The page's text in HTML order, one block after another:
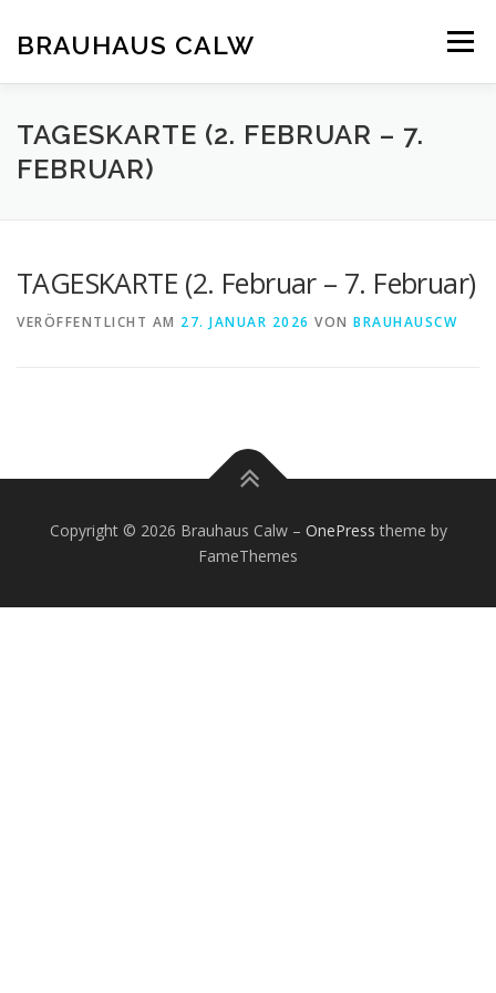
springen
BRAUHAUS CALW Menü
TAGESKARTE (2. FEBRUAR – 7.
FEBRUAR)
TAGESKARTE (2. Februar – 7. Februar)
VERÖFFENTLICHT AM 27. JANUAR 2026 VON BRAUHAUSCW
Copyright © 2026 Brauhaus Calw– OnePress theme by
FameThemes